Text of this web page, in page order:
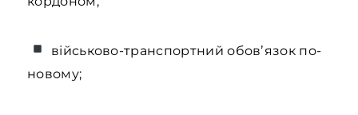
військово-транспортний обовʼязок по-
новому;